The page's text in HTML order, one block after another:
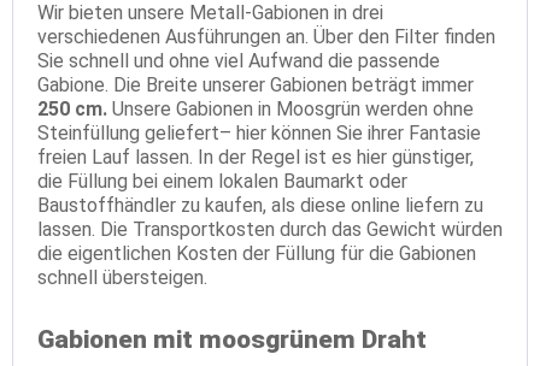
Wir bieten unsere Metall-Gabionen in drei
verschiedenen Ausführungen an. Über den Filter finden
Sie schnell und ohne viel Aufwand die passende
Gabione. Die Breite unserer Gabionen beträgt immer
250 cm. Unsere Gabionen in Moosgrün werden ohne
Steinfüllung geliefert– hier können Sie ihrer Fantasie
freien Lauf lassen. In der Regel ist es hier günstiger,
die Füllung bei einem lokalen Baumarkt oder
Baustoffhändler zu kaufen, als diese online liefern zu
lassen. Die Transportkosten durch das Gewicht würden
die eigentlichen Kosten der Füllung für die Gabionen
schnell übersteigen.
Gabionen mit moosgrünem Draht